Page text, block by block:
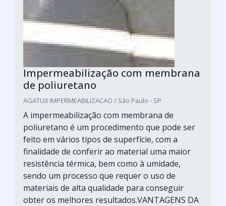
Impermeabilização com membrana
de poliuretano
AGATUX IMPERMEABILIZACAO / São Paulo - SP
A impermeabilização com membrana de
poliuretano é um procedimento que pode ser
feito em vários tipos de superfície, com a
finalidade de conferir ao material uma maior
resistência térmica, bem como à umidade,
sendo um processo que requer o uso de
materiais de alta qualidade para conseguir
obter os melhores resultados.VANTAGENS DA